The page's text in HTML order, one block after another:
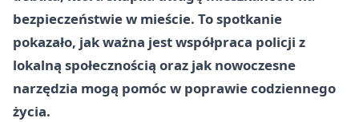
bezpieczeństwie w mieście. To spotkanie
pokazało, jak ważna jest współpraca policji z
lokalną społecznością oraz jak nowoczesne
narzędzia mogą pomóc w poprawie codziennego
życia.